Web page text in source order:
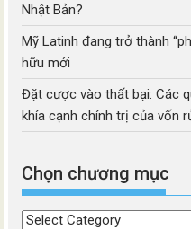
Nhật Bản?
Mỹ Latinh đang trở thành
hữu mới
Đặt cược vào thất bại: Các
khía cạnh chính trị của vốn
Chọn chương mục
Chọn